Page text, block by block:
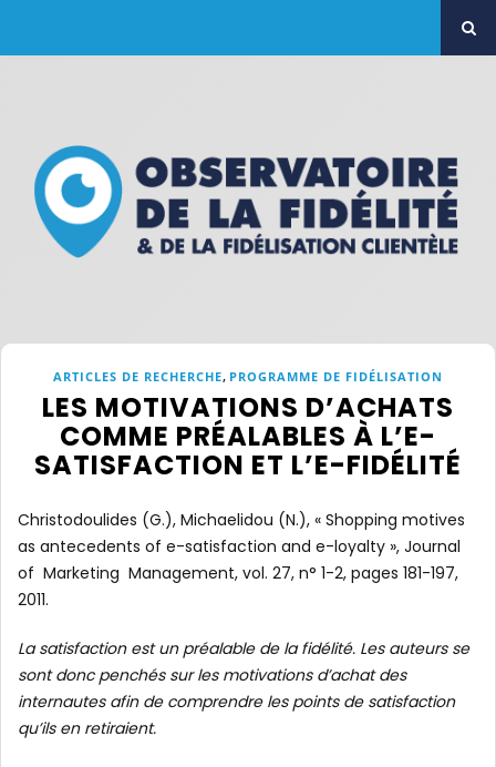
ARTICLES DE RECHERCHE, PROGRAMME DE FIDÉLISATION
LES MOTIVATIONS D’ACHATS
COMME PRÉALABLES À L’E-
SATISFACTION ET L’E-FIDÉLITÉ
Christodoulides (G.), Michaelidou (N.), « Shopping motives
as antecedents of e-satisfaction and e-loyalty », Journal
of Marketing Management, vol. 27, n° 1-2, pages 181-197,
2011.
La satisfaction est un préalable de la fidélité. Les auteurs se
sont donc penchés sur les motivations d’achat des
internautes afin de comprendre les points de satisfaction
qu’ils en retiraient.